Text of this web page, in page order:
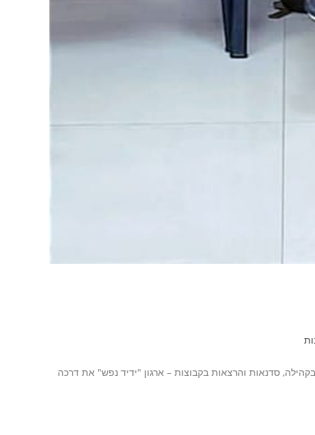
סדנאות והרצאות בקבוצות – ארגון "ידיד נפש" את דרכה